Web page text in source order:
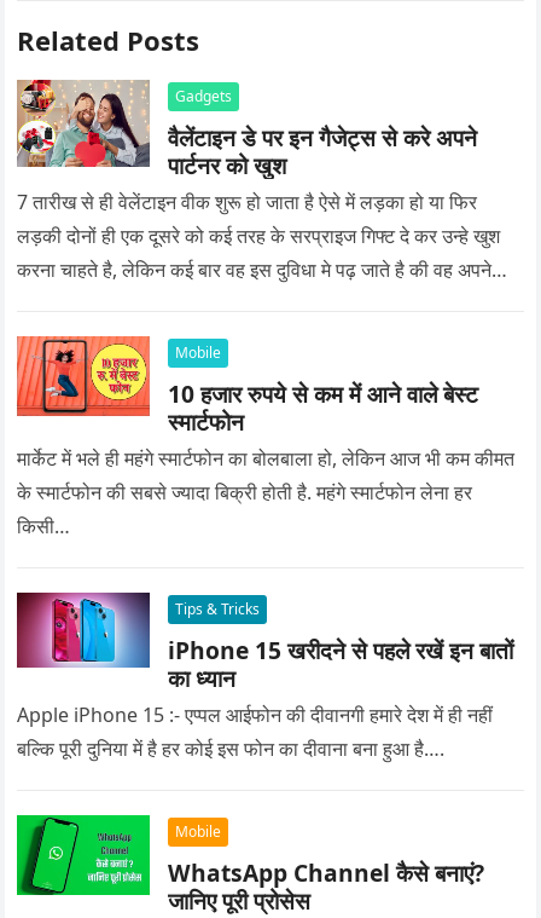
Related Posts
Gadgets
वैलेंटाइन डे पर इन गैजेट्स से करे अपने
पार्टनर को खुश
7 तारीख से ही वेलेंटाइन वीक शुरू हो जाता है ऐसे में लड़का हो या फिर
लड़की दोनों ही एक दूसरे को कई तरह के सरप्राइज गिफ्ट दे कर उन्हे खुश
करना चाहते है, लेकिन कई बार वह इस दुविधा मे पढ़ जाते है की वह अपने
Mobile
10 हजार रुपये से कम में आने वाले बेस्ट
स्मार्टफोन
मार्केट में भले ही महंगे स्मार्टफोन का बोलबाला हो, लेकिन आज भी कम कीमत
के स्मार्टफोन की सबसे ज्यादा बिक्री होती है. महंगे स्मार्टफोन लेना हर
किसी…
Tips & Tricks
iPhone 15 खरीदने से पहले रखें इन बातों
का ध्यान
Apple iPhone 15 :- एप्पल आईफोन की दीवानगी हमारे देश में ही नहीं
बल्कि पूरी दुनिया में है हर कोई इस फोन का दीवाना बना हुआ है….
Mobile
WhatsApp Channel कैसे बनाएं?
जानिए पूरी प्रोसेस